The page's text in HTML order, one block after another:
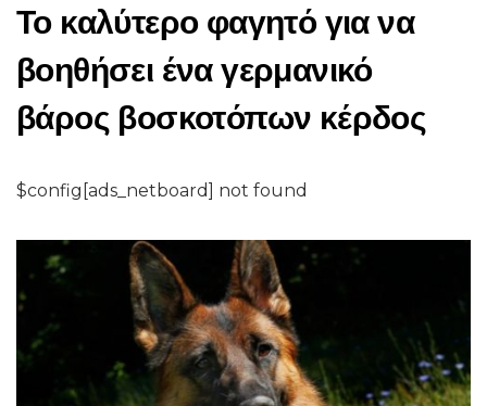
Το καλύτερο φαγητό για να
βοηθήσει ένα γερμανικό
βάρος βοσκοτόπων κέρδος
$config[ads_netboard] not found